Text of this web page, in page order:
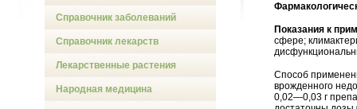
Справочник заболеваний
Справочник лекарств
Лекарственные растения
Народная медицина
Показания к
сфере;
Способ
врожденного
0,02—0,03 г